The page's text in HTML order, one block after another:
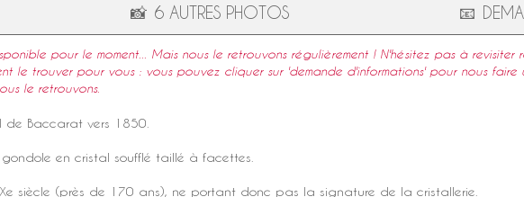
📸 6 AUTRES PHOTOS 📧
pour le moment... Mais nous le retrouvons régulièrement ! N'hésitez pas à revisiter
le trouver pour vous : vous pouvez cliquer sur 'demande d'informations' pour nous faire
le retrouvons.
de Baccarat vers 1850.
gondole en cristal soufflé taillé à facettes.
siècle (près de 170 ans), ne portant donc pas la signature de la cristallerie